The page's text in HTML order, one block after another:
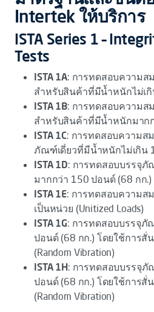
Intertek ให้บริการ
ISTA Series 1 –
Tests
ISTA 1A: การทดสอบความ
สำหรับสินค้าที่มีน้ำหนักไม่เ
ISTA 1B: การทดสอบความ
สำหรับสินค้าที่มีน้ำหนักมาก
ISTA 1C: การทดสอบความส
ภัณฑ์เดี่ยวที่มีน้ำหนักไม่เกิน
ISTA 1D: การทดสอบบรรจุ
มากกว่า 150 ปอนด์ (68 กก.)
ISTA 1E: การทดสอบความส
เป็นหน่วย (Unitized Loads)
ISTA 1G: การทดสอบบรรจุ
ปอนด์ (68 กก.) โดยใช้การสั่
(Random Vibration)
ISTA 1H: การทดสอบบรรจุ
ปอนด์ (68 กก.) โดยใช้การสั่
(Random Vibration)